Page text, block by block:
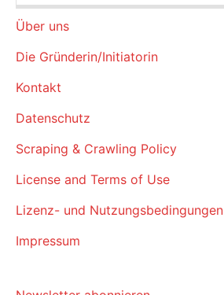
Über uns
Die Gründerin/Initiatorin
Kontakt
Datenschutz
Scraping & Crawling Policy
License and Terms of Use
Lizenz- und Nutzungsbedingungen
Impressum